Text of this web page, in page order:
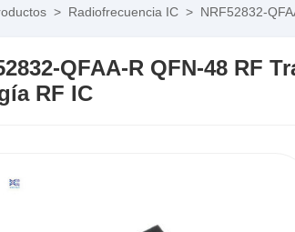
> Radiofrecuencia IC > NRF52832-
QFAA-R QFN-48 RF
RF IC